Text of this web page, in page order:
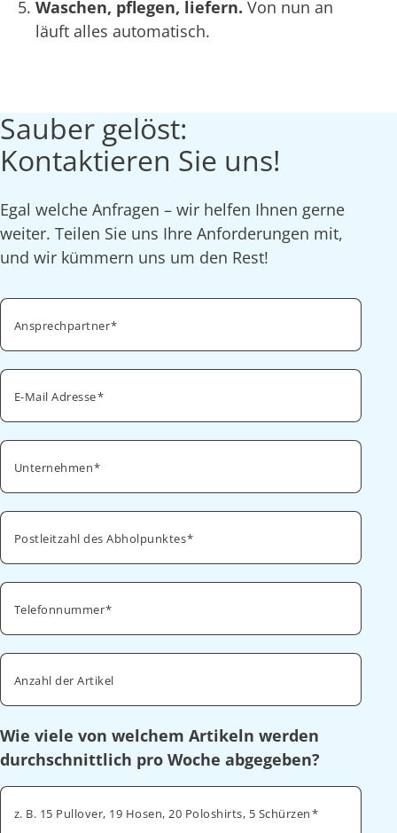
Waschen, pflegen, liefern. Von nun an
läuft alles automatisch.
Sauber gelöst:
Kontaktieren Sie uns!
Egal welche Anfragen – wir helfen Ihnen gerne
weiter. Teilen Sie uns Ihre Anforderungen mit,
und wir kümmern uns um den Rest!
Ansprechpartner
E-Mail Adresse
Unternehmen
Postleitzahl des Abholpunktes
Telefonnummer
Anzahl der Artikel
Wie viele von welchem Artikeln werden
durchschnittlich pro Woche abgegeben?
z. B. 15 Pullover, 19 Hosen, 20 Poloshirts, 5 Schürzen